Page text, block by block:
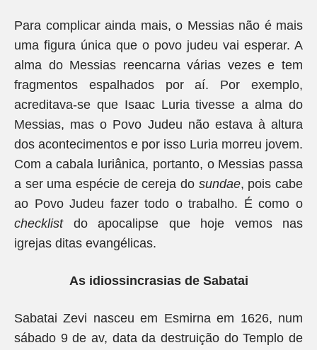
Para complicar ainda mais, o Messias não é mais
uma figura única que o povo judeu vai esperar. A
alma do Messias reencarna várias vezes e tem
fragmentos espalhados por aí. Por exemplo,
acreditava-se que Isaac Luria tivesse a alma do
Messias, mas o Povo Judeu não estava à altura
dos acontecimentos e por isso Luria morreu jovem.
Com a cabala luriânica, portanto, o Messias passa
a ser uma espécie de cereja do sundae, pois cabe
ao Povo Judeu fazer todo o trabalho. É como o
checklistdo apocalipse que hoje vemos nas
igrejas ditas evangélicas.
As idiossincrasias de Sabatai
Sabatai Zevi nasceu em Esmirna em 1626, num
sábado 9 de av, data da destruição do Templo de